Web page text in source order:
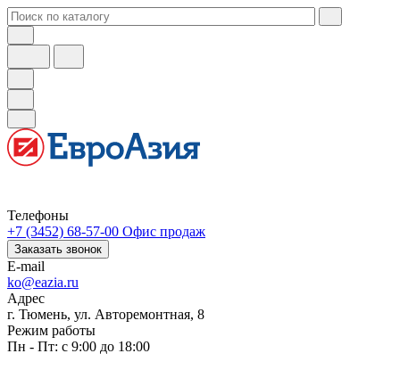
Телефоны
+7 (3452) 68-57-00 Офис продаж
Заказать звонок
E-mail
ko@eazia.ru
Адрес
г. Тюмень, ул. Авторемонтная, 8
Режим работы
Пн - Пт: с 9:00 до 18:00